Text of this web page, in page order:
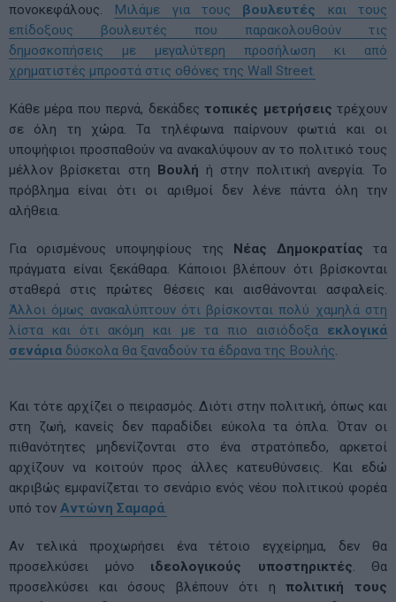
πονοκεφάλους. Μιλάμε για τους βουλευτές και τους
επίδοξους βουλευτές που παρακολουθούν τις
δημοσκοπήσεις με μεγαλύτερη προσήλωση κι από
χρηματιστές μπροστά στις οθόνες της Wall Street.
Κάθε μέρα που περνά, δεκάδεςτοπικές μετρήσεις τρέχουν
σε όλη τη χώρα. Τα τηλέφωνα παίρνουν φωτιά και οι
υποψήφιοι προσπαθούν να ανακαλύψουν αν το πολιτικό τους
μέλλον βρίσκεται στη Βουλή ή στην πολιτική ανεργία. Το
πρόβλημα είναι ότι οι αριθμοί δεν λένε πάντα όλη την
αλήθεια.
Για ορισμένους υποψηφίους της Νέας Δημοκρατίας τα
πράγματα είναι ξεκάθαρα. Κάποιοι βλέπουν ότι βρίσκονται
σταθερά στις πρώτες θέσεις και αισθάνονται ασφαλείς.
Άλλοι όμως ανακαλύπτουν ότι βρίσκονται πολύ χαμηλά στη
λίστα και ότι ακόμη και με τα πιο αισιόδοξα εκλογικά
σενάρια δύσκολα θα ξαναδούν τα έδρανα της Βουλής.
Και τότε αρχίζει ο πειρασμός. Διότι στην πολιτική, όπως και
στη ζωή, κανείς δεν παραδίδει εύκολα τα όπλα. Όταν οι
πιθανότητες μηδενίζονται στο ένα στρατόπεδο, αρκετοί
αρχίζουν να κοιτούν προς άλλες κατευθύνσεις. Και εδώ
ακριβώς εμφανίζεται το σενάριο ενός νέου πολιτικού φορέα
υπό τον Αντώνη Σαμαρά.
Αν τελικά προχωρήσει ένα τέτοιο εγχείρημα, δεν θα
προσελκύσει μόνο ιδεολογικούς υποστηρικτές. Θα
προσελκύσει και όσους βλέπουν ότι ηπολιτική τους